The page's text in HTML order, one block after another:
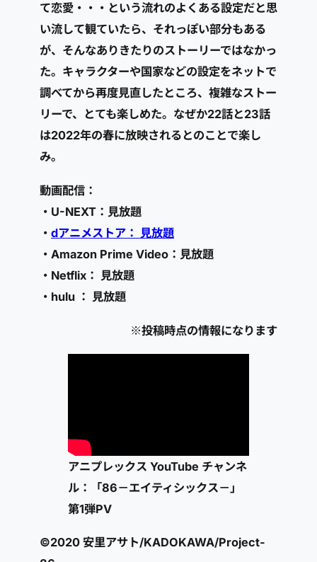
て恋愛・・・という流れのよくある設定だと思
い流して観ていたら、それっぽい部分もある
が、そんなありきたりのストーリーではなかっ
た。キャラクターや国家などの設定をネットで
調べてから再度見直したところ、複雑なストー
リーで、とても楽しめた。なぜか22話と23話
は2022年の春に放映されるとのことで楽し
み。
動画配信：
・U-NEXT：見放題
・ dアニメストア： 見放題
・Amazon Prime Video：見放題
・Netflix： 見放題
・hulu ： 見放題
※投稿時点の情報になります
アニプレックス YouTube チャンネ
ル：「86－エイティシックス－」
第1弾PV
©2020 安里アサト/KADOKAWA/Project-